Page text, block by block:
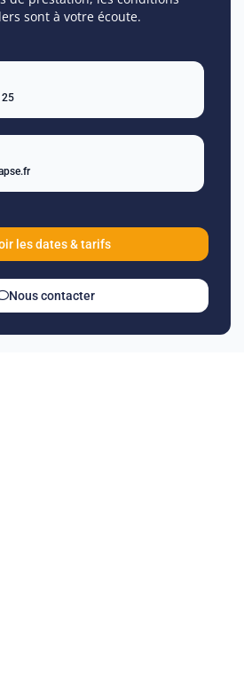
sont à votre écoute.
25
les dates & tarifs
Nous contacter